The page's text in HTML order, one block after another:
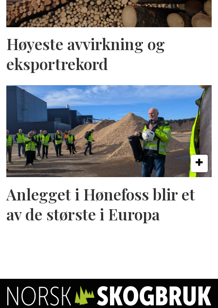
Høyeste avvirkning og
eksportrekord
Anlegget i Hønefoss blir et
av de største i Europa